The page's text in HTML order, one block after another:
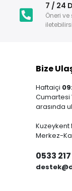
7 / 24
Öneri
Bize
Haftaiçi
Cumartesi
arasında
Kuzeykent
Merkez-
0533